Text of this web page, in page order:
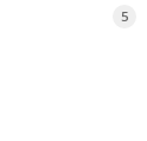
5